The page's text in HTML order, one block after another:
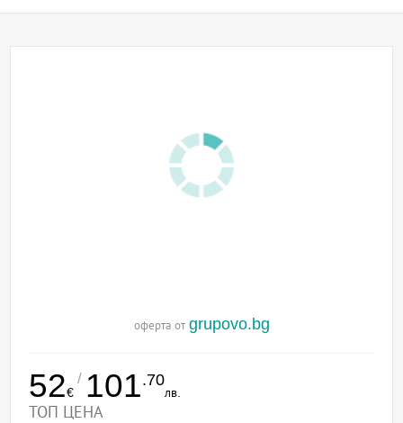
оферта от grupovo.bg
52€
/ 101.70
лв.
ТОП ЦЕНА